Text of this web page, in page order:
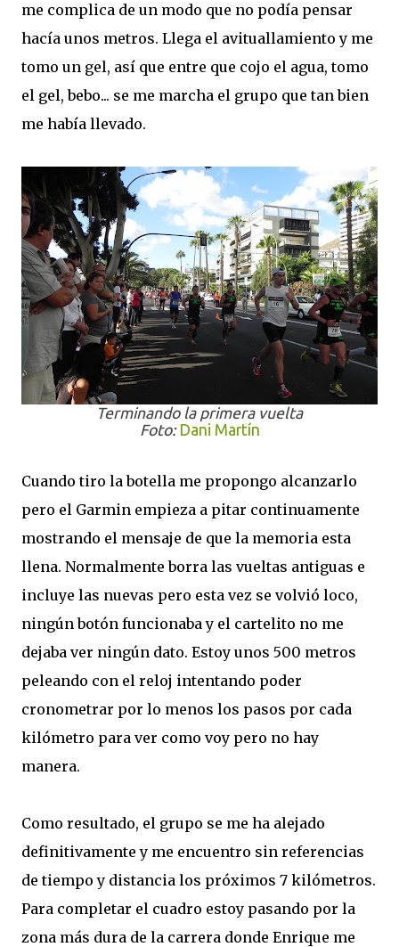
me complica de un modo que no podía pensar
hacía unos metros. Llega el avituallamiento y me
tomo un gel, así que entre que cojo el agua, tomo
el gel, bebo... se me marcha el grupo que tan bien
me había llevado.
Terminando la primera vuelta
Foto: Dani Martín
Cuando tiro la botella me propongo alcanzarlo
pero el Garmin empieza a pitar continuamente
mostrando el mensaje de que la memoria esta
llena. Normalmente borra las vueltas antiguas e
incluye las nuevas pero esta vez se volvió loco,
ningún botón funcionaba y el cartelito no me
dejaba ver ningún dato. Estoy unos 500 metros
peleando con el reloj intentando poder
cronometrar por lo menos los pasos por cada
kilómetro para ver como voy pero no hay
manera.
Como resultado, el grupo se me ha alejado
definitivamente y me encuentro sin referencias
de tiempo y distancia los próximos 7 kilómetros.
Para completar el cuadro estoy pasando por la
zona más dura de la carrera donde Enrique me